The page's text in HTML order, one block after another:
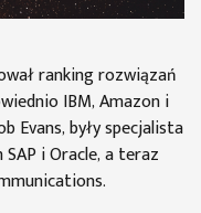
ranking rozwiązań
IBM, Amazon i
Evans, były specjalista
i Oracle, a teraz